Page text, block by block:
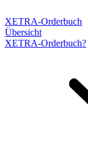
XETRA-Orderbuch
Übersicht
XETRA-Orderbuch?